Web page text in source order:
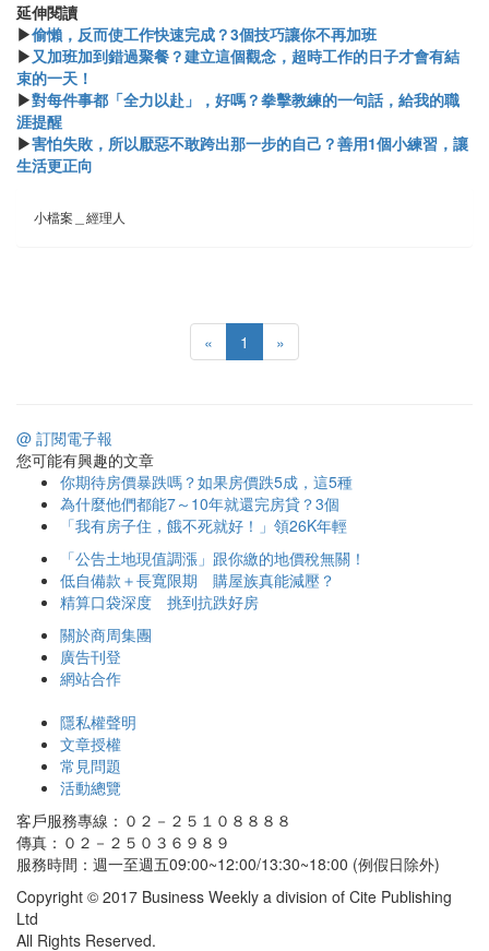
延伸閱讀
▶偷懶，反而使工作快速完成？3個技巧讓你不再加班
▶又加班加到錯過聚餐？建立這個觀念，超時工作的日子才會有結
束的一天！
▶對每件事都「全力以赴」，好嗎？拳擊教練的一句話，給我的職
涯提醒
▶害怕失敗，所以厭惡不敢跨出那一步的自己？善用1個小練習，讓
生活更正向
小檔案＿經理人
« 1 »
@ 訂閱電子報
您可能有興趣的文章
你期待房價暴跌嗎？如果房價跌5成，這5種
為什麼他們都能7～10年就還完房貸？3個
「我有房子住，餓不死就好！」領26K年輕
「公告土地現值調漲」跟你繳的地價稅無關！
低自備款＋長寬限期 購屋族真能減壓？
精算口袋深度 挑到抗跌好房
關於商周集團
廣告刊登
網站合作
隱私權聲明
文章授權
常見問題
活動總覽
客戶服務專線：０２－２５１０８８８８
傳真：０２－２５０３６９８９
服務時間：週一至週五09:00~12:00/13:30~18:00 (例假日除外)
Copyright © 2017 Business Weekly a division of Cite Publishing
Ltd
All Rights Reserved.